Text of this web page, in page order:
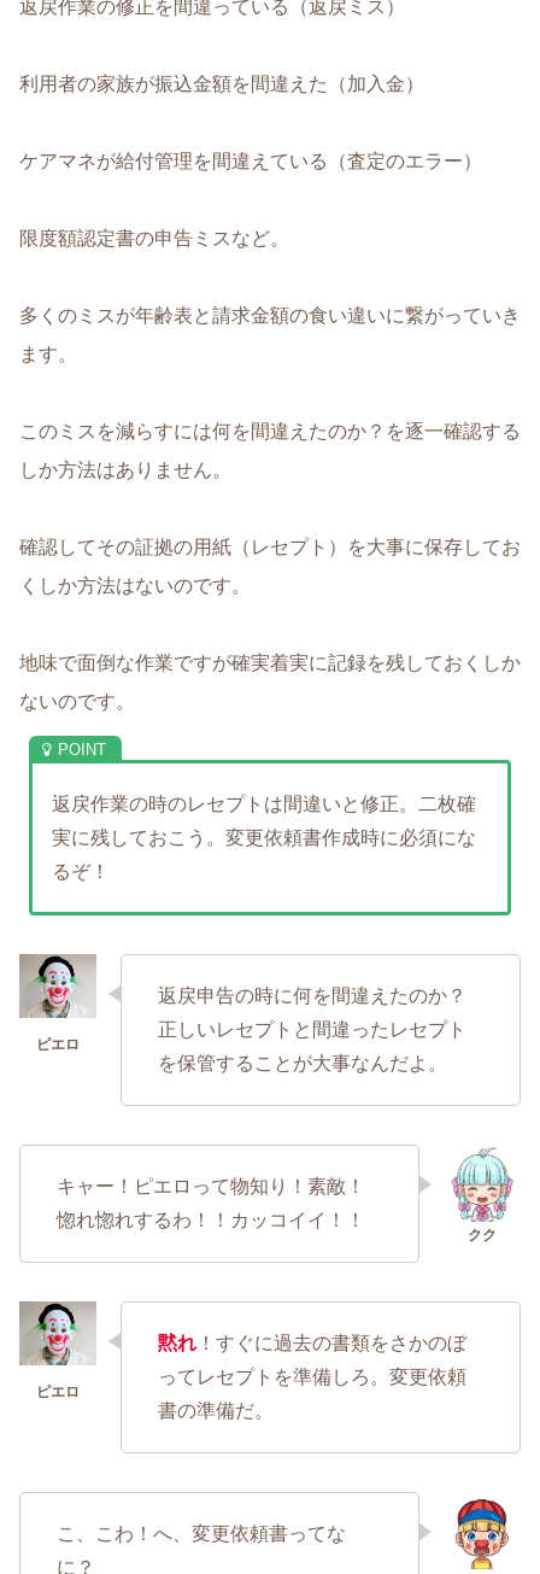
返戻作業の修正を間違っている（返戻ミス）
利用者の家族が振込金額を間違えた（加入金）
ケアマネが給付管理を間違えている（査定のエラー）
限度額認定書の申告ミスなど。
多くのミスが年齢表と請求金額の食い違いに繋がっていき
ます。
このミスを減らすには何を間違えたのか？を逐一確認する
しか方法はありません。
確認してその証拠の用紙（レセプト）を大事に保存してお
くしか方法はないのです。
地味で面倒な作業ですが確実着実に記録を残しておくしか
ないのです。
返戻作業の時のレセプトは間違いと修正。二枚確
実に残しておこう。変更依頼書作成時に必須にな
るぞ！
返戻申告の時に何を間違えたのか？
正しいレセプトと間違ったレセプト
を保管することが大事なんだよ。
キャー！ピエロって物知り！素敵！
惚れ惚れするわ！！カッコイイ！！
黙れ ！すぐに過去の書類をさかのぼ
ってレセプトを準備しろ。変更依頼
書の準備だ。
こ、こわ！へ、変更依頼書ってな
に？